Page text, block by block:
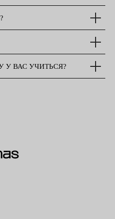
У ВАС УЧИТЬСЯ?